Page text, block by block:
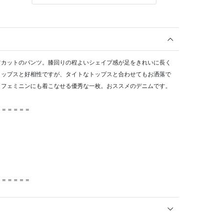
ットのパンツ。膝回りの程よいシェイプ感が足をきれいに長く
プスと好相性ですが、タイトなトップスと合わせてもお洒落で
ェミニンにも着こなせる優秀な一枚。おススメのデニムです。
＝＝＝＝
＝＝＝＝